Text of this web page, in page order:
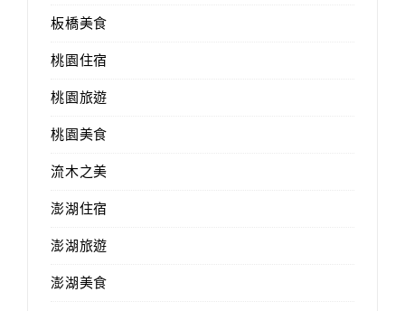
板橋美食
桃園住宿
桃園旅遊
桃園美食
流木之美
澎湖住宿
澎湖旅遊
澎湖美食